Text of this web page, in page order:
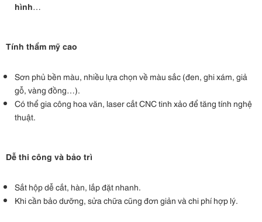
hình…
Tính thẩm mỹ cao
Sơn phủ bền màu, nhiều lựa chọn về màu sắc (đen, ghi xám, giả
gỗ, vàng đồng…).
Có thể gia công hoa văn, laser cắt CNC tinh xảo để tăng tính nghệ
thuật.
Dễ thi công và bảo trì
Sắt hộp dễ cắt, hàn, lắp đặt nhanh.
Khi cần bảo dưỡng, sửa chữa cũng đơn giản và chi phí hợp lý.